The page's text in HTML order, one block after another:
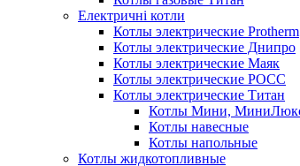
Електричні котли
Котлы электрические Protherm
Котлы электрические Днипро
Котлы электрические Маяк
Котлы электрические РОСС
Котлы электрические Титан
Котлы Мини,
Котлы навесные
Котлы напольные
Котлы жидкотопливные